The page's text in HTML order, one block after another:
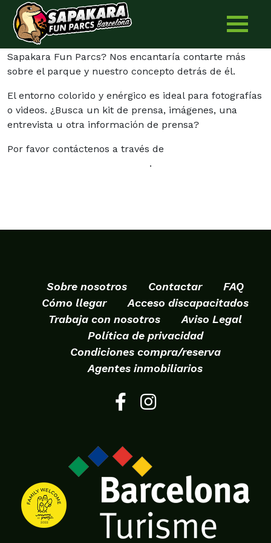
Skip
to
content
Prensa
¿Está interesado en escribir un artículo sobre
Sapakara Fun Parcs? Nos encantaría contarte más
sobre el parque y nuestro concepto detrás de él.
El entorno colorido y enérgico es ideal para fotografías
o videos. ¿Busca un kit de prensa, imágenes, una
entrevista u otra información de prensa?
Por favor contáctenos a través de
.
Sobre nosotros Contactar
FAQ
Cómo llegar
Acceso discapacitados
Trabaja con nosotros
Aviso Legal
Política de privacidad
Condiciones compra/reserva
Agentes inmobiliarios